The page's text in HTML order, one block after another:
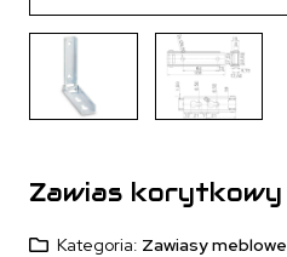
Zawias korytkowy
Kategoria: Zawiasy meblowe